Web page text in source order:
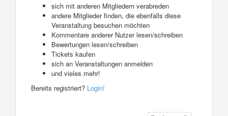
sich mit anderen Mitgliedern verabreden
andere Mitglieder finden, die ebenfalls diese
Veranstaltung besuchen möchten
Kommentare anderer Nutzer lesen/schreiben
Bewertungen lesen/schreiben
Tickets kaufen
sich an Veranstaltungen anmelden
und vieles mehr!
Bereits registriert? Login!